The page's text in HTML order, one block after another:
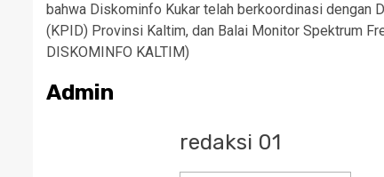
bahwa Diskominfo Kukar telah berkoordinasi dengan
(KPID) Provinsi Kaltim, dan Balai Monitor Spektrum
DISKOMINFO KALTIM)
Admin
redaksi 01